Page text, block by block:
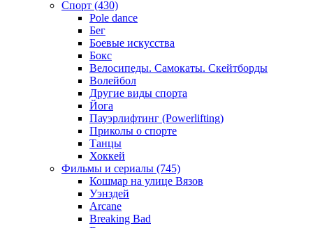
Спорт (430)
Pole dance
Бег
Боевые искусства
Бокс
Велосипеды. Самокаты. Скейтборды
Волейбол
Другие виды спорта
Йога
Пауэрлифтинг (Powerlifting)
Приколы о спорте
Танцы
Хоккей
Фильмы и сериалы (745)
Кошмар на улице Вязов
Уэнздей
Arcane
Breaking Bad